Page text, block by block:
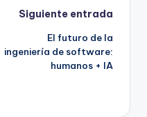
Siguiente entrada
El futuro de la
ingeniería de software:
humanos + IA